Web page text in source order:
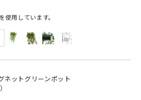
用しています。
ネットグリーンポット